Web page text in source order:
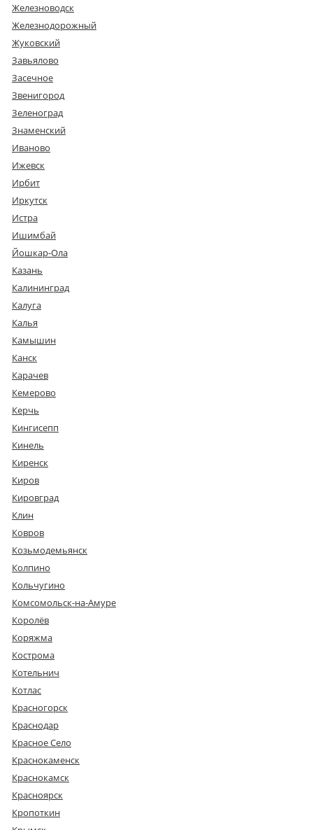
Железноводск
Железнодорожный
Жуковский
Завьялово
Засечное
Звенигород
Зеленоград
Знаменский
Иваново
Ижевск
Ирбит
Иркутск
Истра
Ишимбай
Йошкар-Ола
Казань
Калининград
Калуга
Калья
Камышин
Канск
Карачев
Кемерово
Керчь
Кингисепп
Кинель
Киренск
Киров
Кировград
Клин
Ковров
Козьмодемьянск
Колпино
Кольчугино
Комсомольск-на-Амуре
Королёв
Коряжма
Кострома
Котельнич
Котлас
Красногорск
Краснодар
Красное Село
Краснокаменск
Краснокамск
Красноярск
Кропоткин